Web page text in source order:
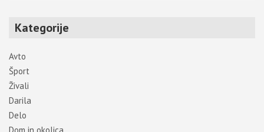
Kategorije
Avto
Šport
Živali
Darila
Delo